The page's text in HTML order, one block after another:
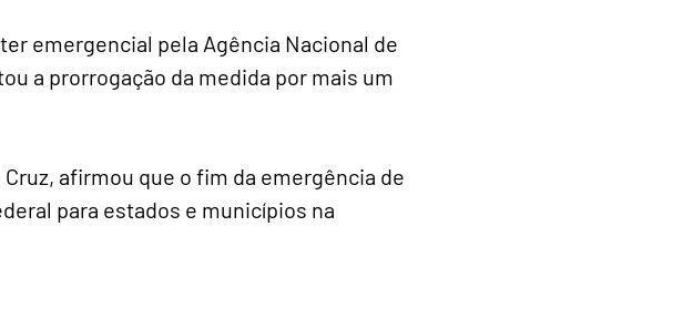
emergencial pela Agência Nacional de
a prorrogação da medida por mais um
afirmou que o fim da emergência de
para estados e municípios na